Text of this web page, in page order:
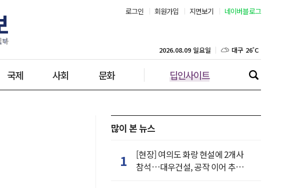
로그인 회원가입 지면보기 네이버블로그
국제 사회 문화 딥인사이트
2026.08.09 일요일 대구 26˚C
인천 25˚C
울산 26˚C
많이 본 뉴스
1
[현장] 여의도 화랑 현설에 2개사
참석…대우건설, 공작 이어 추가